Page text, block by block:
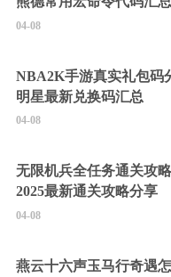
04-08
NBA2K手游真实礼包码
明星最新兑换码汇总
04-08
无限机兵全任务通关攻
2025最新通关攻略分享
04-08
燕云十六声玉马行奇遇